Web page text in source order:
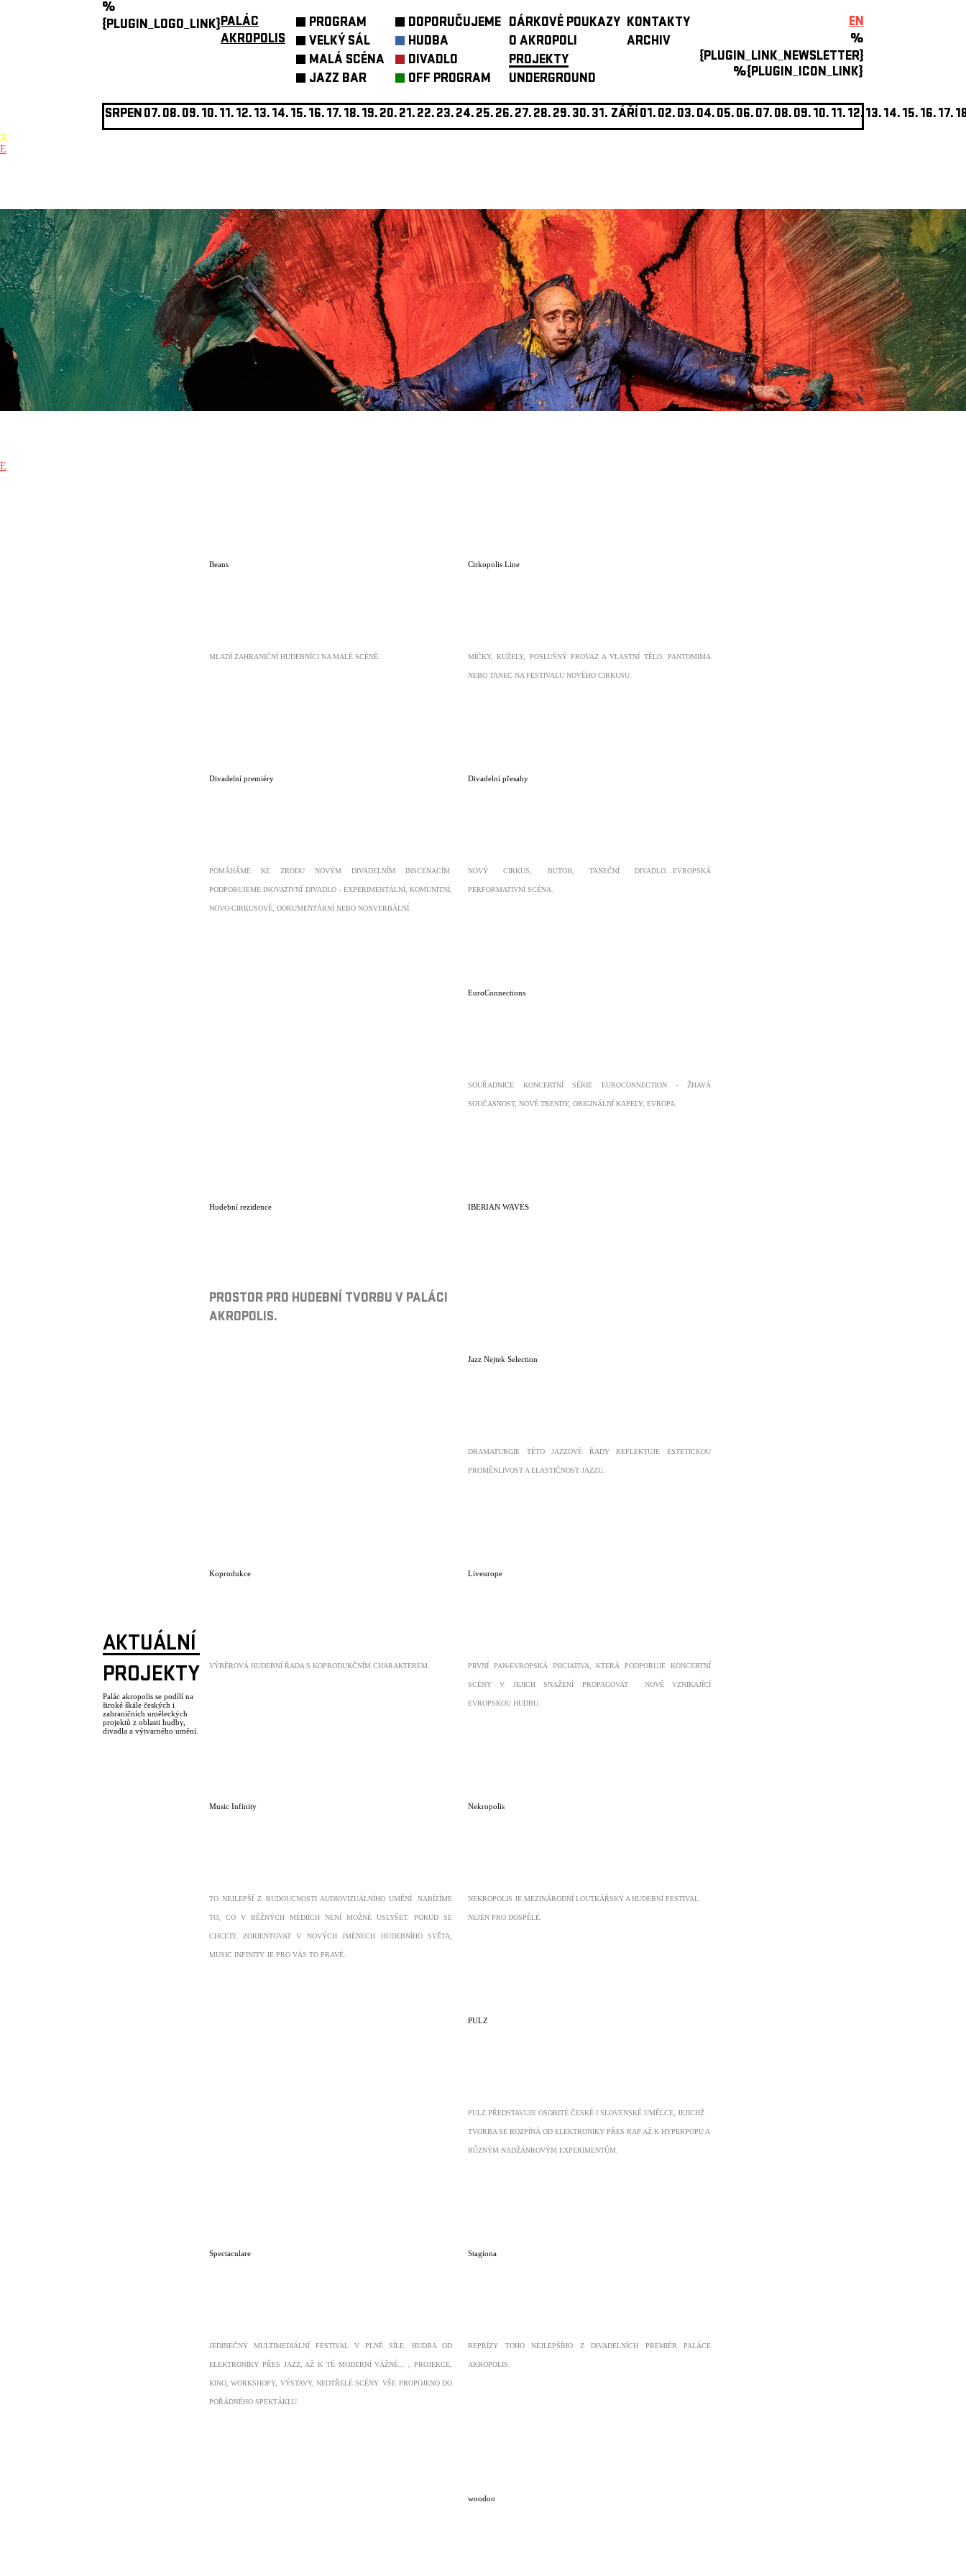
%
{PLUGIN_LOGO_LINK}PALÁC
AKROPOLIS
PROGRAM
VELKÝ SÁL
MALÁ SCÉNA
JAZZ BAR
DOPORUČUJEME
HUDBA
DIVADLO
OFF PROGRAM
DÁRKOVÉ POUKAZY
O AKROPOLI
PROJEKTY
UNDERGROUND
KONTAKTY
ARCHIV
EN
%
{PLUGIN_LINK_NEWSLETTER}
%{PLUGIN_ICON_LINK}
SRPEN07.08.09.10.11.12.13.14.15.16.17.18.19.20.21.22.23.24.25.26.27.28.29.30.31. ZÁŘÍ01.02.03.04.05.06.07.08.09.10.11.12. 13.14.15.16.17.
X
E
E
AKTUÁLNÍ
PROJEKTY
Palác akropolis se podílí na
široké škále českých i
zahraničních uměleckých
projektů z oblasti hudby,
divadla a výtvarného umění.
Beans
MLADÍ ZAHRANIČNÍ HUDEBNÍCI NA MALÉ SCÉNĚ.
Cirkopolis Line
MÍČKY, KUŽELY, POSLUŠNÝ PROVAZ A VLASTNÍ TĚLO. PANTOMIMA
NEBO TANEC NA FESTIVALU NOVÉHO CIRKUSU.
Divadelní premiéry
POMÁHÁME KE ZRODU NOVÝM DIVADELNÍM INSCENACÍM.
PODPORUJEME INOVATIVNÍ DIVADLO - EXPERIMENTÁLNÍ, KOMUNITNÍ,
NOVO-CIRKUSOVÉ, DOKUMENTÁRNÍ NEBO NONVERBÁLNÍ.
Divadelní přesahy
NOVÝ CIRKUS, BUTOH, TANEČNÍ DIVADLO…EVROPSKÁ
PERFORMATIVNÍ SCÉNA.
EuroConnections
SOUŘADNICE KONCERTNÍ SÉRIE EUROCONNECTION - ŽHAVÁ
SOUČASNOST, NOVÉ TRENDY, ORIGINÁLNÍ KAPELY, EVROPA.
Hudební rezidence
PROSTOR PRO HUDEBNÍ TVORBU V PALÁCI
AKROPOLIS.
IBERIAN WAVES
Jazz Nejtek Selection
DRAMATURGIE TÉTO JAZZOVÉ ŘADY REFLEKTUJE ESTETICKOU
PROMĚNLIVOST A ELASTIČNOST JAZZU.
Koprodukce
VÝBĚROVÁ HUDEBNÍ ŘADA S KOPRODUKČNÍM CHARAKTEREM.
Liveurope
PRVNÍ PAN-EVROPSKÁ INICIATIVA, KTERÁ PODPORUJE KONCERTNÍ
SCÉNY V JEJICH SNAŽENÍ PROPAGOVAT NOVĚ VZNIKAJÍCÍ
EVROPSKOU HUDBU.
Music Infinity
TO NEJLEPŠÍ Z BUDOUCNOSTI AUDIOVIZUÁLNÍHO UMĚNÍ. NABÍZÍME
TO, CO V BĚŽNÝCH MÉDIÍCH NENÍ MOŽNÉ USLYŠET. POKUD SE
CHCETE ZORIENTOVAT V NOVÝCH JMÉNECH HUDEBNÍHO SVĚTA,
MUSIC INFINITY JE PRO VÁS TO PRAVÉ.
Nekropolis
NEKROPOLIS JE MEZINÁRODNÍ LOUTKÁŘSKÝ A HUDEBNÍ FESTIVAL
NEJEN PRO DOSPĚLÉ.
PULZ
PULZ PŘEDSTAVUJE OSOBITÉ ČESKÉ I SLOVENSKÉ UMĚLCE, JEJICHŽ
TVORBA SE ROZPÍNÁ OD ELEKTRONIKY PŘES RAP AŽ K HYPERPOPU A
RŮZNÝM NADŽÁNROVÝM EXPERIMENTŮM.
Spectaculare
JEDINEČNÝ MULTIMEDIÁLNÍ FESTIVAL V PLNÉ SÍLE: HUDBA OD
ELEKTRONIKY PŘES JAZZ, AŽ K TÉ MODERNÍ VÁŽNÉ... , PROJEKCE,
KINO, WORKSHOPY, VÝSTAVY, NEOTŘELÉ SCÉNY. VŠE PROPOJENO DO
POŘÁDNÉHO SPEKTÁKLU.
Stagiona
REPRÍZY TOHO NEJLEPŠÍHO Z DIVADELNÍCH PREMIÉR PALÁCE
AKROPOLIS.
woodoo